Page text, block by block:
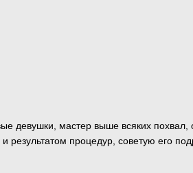
девушки, мастер выше всяких
процедур, советую его